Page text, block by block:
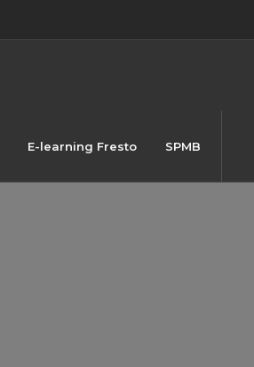
E-learning Fresto SPMB